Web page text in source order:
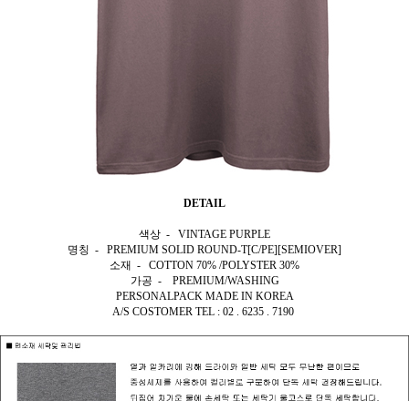
DETAIL
색상 - VINTAGE PURPLE
명칭 - PREMIUM SOLID ROUND-T[C/PE][SEMIOVER]
소재 - COTTON 70% /POLYSTER 30%
가공 - PREMIUM/WASHING
PERSONALPACK MADE IN KOREA
A/S COSTOMER TEL : 02 . 6235 . 7190